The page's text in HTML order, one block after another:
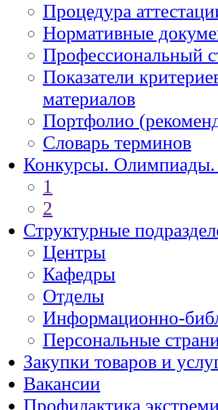
Процедура
Нормативные
Профессиональный
Показатели
материалов
Портфолио
Словарь терминов
Конкурсы.
1
2
Структурные
Центры
Кафедры
Отделы
Информационно-
Персональные
Закупки товаров и
Вакансии
Профилактика